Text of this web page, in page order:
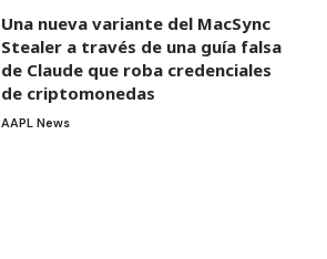
Una nueva variante del MacSync
Stealer a través de una guía falsa
de Claude que roba credenciales
de criptomonedas
AAPL News